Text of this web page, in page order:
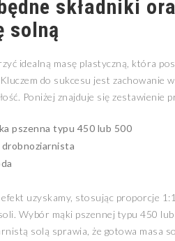
składniki
solną
idealną masę plastyczną, która
do sukcesu jest zachowanie
Poniżej znajduje się zestawienie
pszenna typu 450 lub 500
drobnoziarnista
uzyskamy, stosując proporcje
Wybór mąki pszennej typu 450
solą sprawia, że gotowa masa